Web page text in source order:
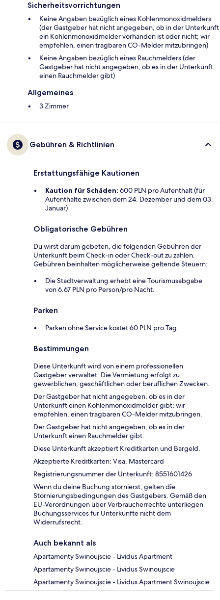
Sicherheitsvorrichtungen
Keine Angaben bezüglich eines Kohlenmonoxidmelders
(der Gastgeber hat nicht angegeben, ob in der Unterkunft
ein Kohlenmonoxidmelder vorhanden ist oder nicht; wir
empfehlen, einen tragbaren CO-Melder mitzubringen)
Keine Angaben bezüglich eines Rauchmelders (der
Gastgeber hat nicht angegeben, ob es in der Unterkunft
einen Rauchmelder gibt)
Allgemeines
3 Zimmer
Gebühren & Richtlinien
Erstattungsfähige Kautionen
Kaution für Schäden: 600 PLN pro Aufenthalt (für
Aufenthalte zwischen dem 24. Dezember und dem 03.
Januar)
Obligatorische Gebühren
Du wirst darum gebeten, die folgenden Gebühren der
Unterkunft beim Check-in oder Check-out zu zahlen.
Gebühren beinhalten möglicherweise geltende Steuern:
Die Stadtverwaltung erhebt eine Tourismusabgabe
von 6.67 PLN pro Person/pro Nacht.
Parken
Parken ohne Service kostet 60 PLN pro Tag.
Bestimmungen
Diese Unterkunft wird von einem professionellen
Gastgeber verwaltet. Die Vermietung erfolgt zu
gewerblichen, geschäftlichen oder beruflichen Zwecken.
Der Gastgeber hat nicht angegeben, ob es in der
Unterkunft einen Kohlenmonoxidmelder gibt; wir
empfehlen, einen tragbaren CO-Melder mitzubringen.
Der Gastgeber hat nicht angegeben, ob es in der
Unterkunft einen Rauchmelder gibt.
Diese Unterkunft akzeptiert Kreditkarten und Bargeld.
Akzeptierte Kreditkarten: Visa, Mastercard
Registrierungsnummer der Unterkunft: 8551601426
Wenn du deine Buchung stornierst, gelten die
Stornierungsbedingungen des Gastgebers. Gemäß den
EU-Verordnungen über Verbraucherrechte unterliegen
Buchungsservices für Unterkünfte nicht dem
Widerrufsrecht.
Auch bekannt als
Apartamenty Swinoujscie - Lividus Apartment
Apartamenty Swinoujscie - Lividus Swinoujscie
Apartamenty Swinoujscie - Lividus Apartment Swinoujscie